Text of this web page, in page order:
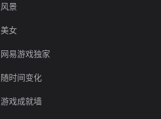
风景
美女
网易游戏独家
随时间变化
游戏成就墙